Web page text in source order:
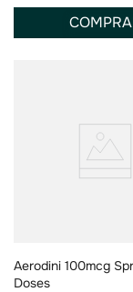
Aerodini 100mcg
Doses